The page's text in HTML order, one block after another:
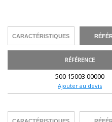
CARACTÉRISTIQUES
RÉFÉRENCE
500 15003 00000
Ajouter au devis